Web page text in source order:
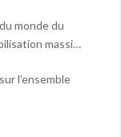
monde du
massive
l’ensemble